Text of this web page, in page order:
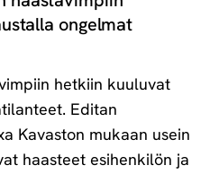
ongelmat
hetkiin kuuluvat
Editan
Kavaston mukaan usein
haasteet esihenkilön ja